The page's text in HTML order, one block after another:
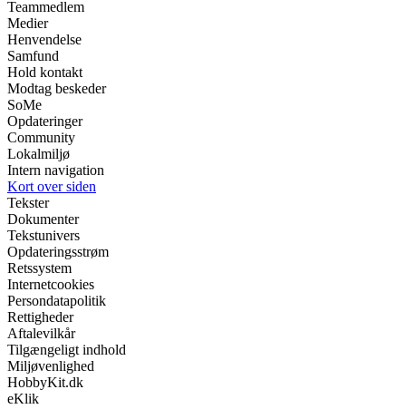
Teammedlem
Medier
Henvendelse
Samfund
Hold kontakt
Modtag beskeder
SoMe
Opdateringer
Community
Lokalmiljø
Intern navigation
Kort over siden
Tekster
Dokumenter
Tekstunivers
Opdateringsstrøm
Retssystem
Internetcookies
Persondatapolitik
Rettigheder
Aftalevilkår
Tilgængeligt indhold
Miljøvenlighed
HobbyKit.dk
eKlik